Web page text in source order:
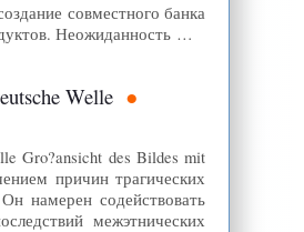
совместного банка
Неожиданность …
Welle
Gro?ansicht des Bildes mit
причин трагических
намерен содействовать
межэтнических